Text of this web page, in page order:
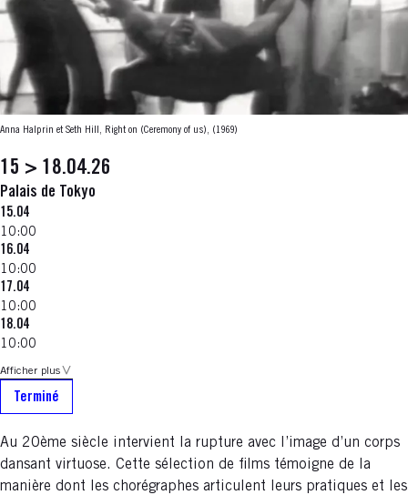
Anna Halprin et Seth Hill, Right on (Ceremony of us), (1969)
15 > 18.04.26
Palais de Tokyo
15.04
10:00
16.04
10:00
17.04
10:00
18.04
10:00
Afficher plus
Terminé
Au 20ème siècle intervient la rupture avec l’image d’un corps
dansant virtuose. Cette sélection de films témoigne de la
manière dont les chorégraphes articulent leurs pratiques et les